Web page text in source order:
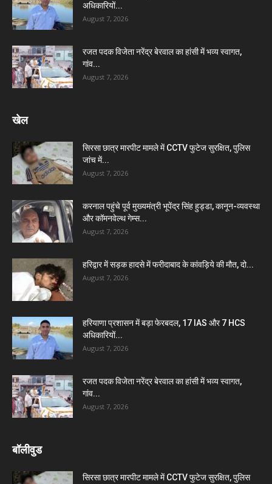
अधिकारियों...
August 7, 2026
रजत पदक विजेता नरेंद्र बेरवाल का हांसी में भव्य स्वागत,
गांव...
August 7, 2026
खेल
सिरसा छात्र मारपीट मामले में CCTV फुटेज सुरक्षित, पुलिस
जांच में...
August 7, 2026
करनाल पहुंचे पूर्व मुख्यमंत्री भूपेंद्र सिंह हुड्डा, कानून-व्यवस्था
और कॉमनवेल्थ गेम्स...
August 7, 2026
हरिद्वार में सड़क हादसे में फरीदाबाद के कांवड़िये की मौत, दो...
August 7, 2026
हरियाणा प्रशासन में बड़ा फेरबदल, 17 IAS और 7 HCS
अधिकारियों...
August 7, 2026
रजत पदक विजेता नरेंद्र बेरवाल का हांसी में भव्य स्वागत,
गांव...
August 7, 2026
बॉलीवुड
सिरसा छात्र मारपीट मामले में CCTV फुटेज सुरक्षित, पुलिस